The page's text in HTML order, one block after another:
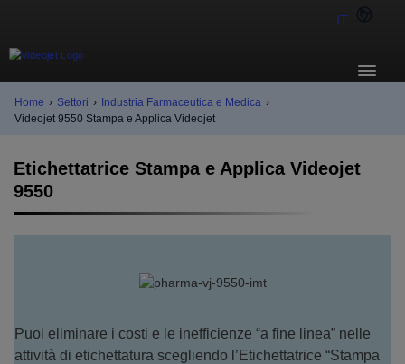
IT
Home › Settori › Industria Farmaceutica e Medica ›
Videojet 9550 Stampa e Applica Videojet
Etichettatrice Stampa e Applica Videojet
9550
Puoi eliminare i costi e le inefficienze “a fine linea” nelle
attività di etichettatura scegliendo l’Etichettatrice “Stampa